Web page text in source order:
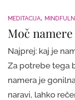
MEDITACIJA
Moč namere
Najprej: kaj je
Za potrebe tega
namera je
naravi, lahko